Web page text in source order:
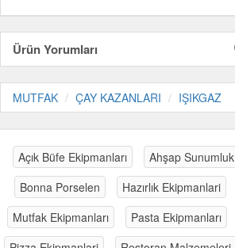
Ürün Yorumları
MUTFAK ÇAY KAZANLARI IŞIKGAZ
Açık Büfe Ekipmanları Ahşap Sunumluk
Bonna Porselen
Hazırlık Ekipmanlari
Mutfak Ekipmanları
Pasta Ekipmanları